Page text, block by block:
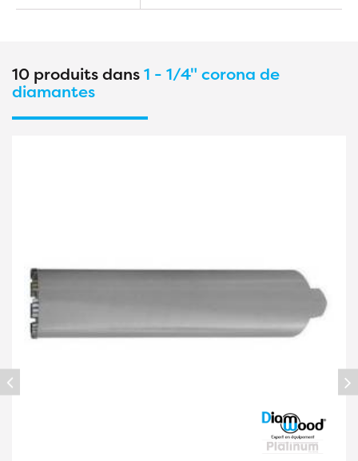
10 produits dans1 - 1/4" corona de
diamantes